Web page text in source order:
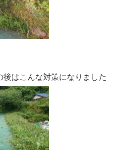
はこんな対策になりました